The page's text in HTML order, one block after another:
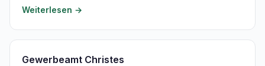
Weiterlesen →
Gewerbeamt Christes